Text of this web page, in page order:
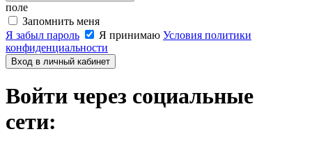
поле
Запомнить меня
Я забыл пароль
Я принимаю Условия политики
конфиденциальности
Вход в личный кабинет
Войти через социальные
сети: